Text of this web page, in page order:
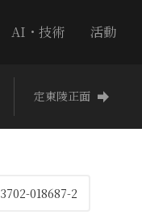
AI・技術 活動
定東陵正面
3702-018687-2